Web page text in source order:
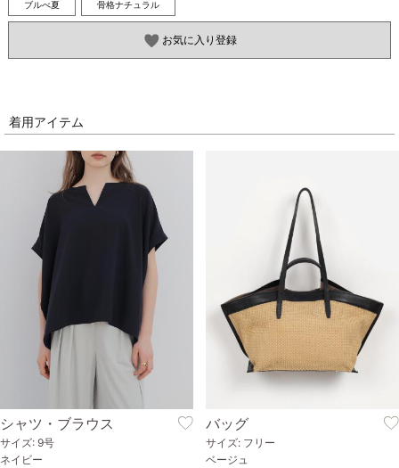
ブルべ夏 骨格ナチュラル
お気に入り登録
着用アイテム
シャツ・ブラウス
サイズ: 9号
ネイビー
バッグ
サイズ: フリー
ベージュ